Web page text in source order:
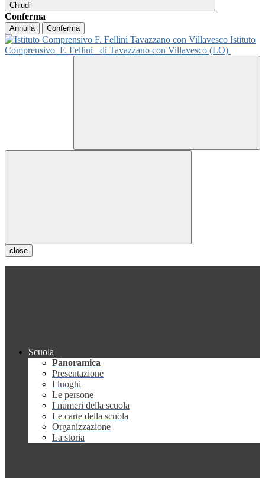
Chiudi
Conferma
Annulla Conferma
Istituto
Comprensivo F. Fellini di Tavazzano con Villavesco (LO)
close
Scuola
Panoramica
Presentazione
I luoghi
Le persone
I numeri della scuola
Le carte della scuola
Organizzazione
La storia